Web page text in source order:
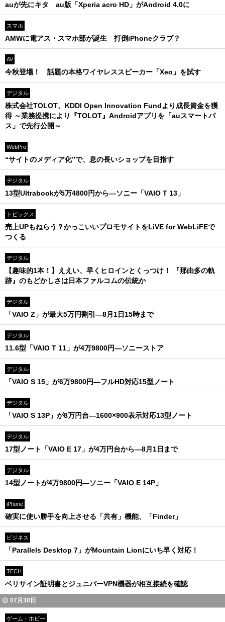
auが先にキタ au版「Xperia acro HD」がAndroid 4.0に
スマホ
AMWに電アス・スマホ部が誕生 打倒iPhoneクラブ？
AV
今秋登場！ 話題の本格ワイヤレススピーカー「Xeo」を試す
デジタル
株式会社TOLOT、KDDI Open Innovation Fundより成長資金を獲
得 ～業務提携により『TOLOT』Androidアプリを「auスマートパ
ス」で先行公開～
WebPro
“サイトのメディア化”で、息の長いショップを目指す
デジタル
13型Ultrabookが5万4800円から―ソニー「VAIO T 13」
トピックス
売上UPもねらう？かっこいいプロモサイトをLiVE for WebLiFEで
つくる
デジタル
【趣味的1本！】ええい、早くヒロインとくっつけ！ 『那由多の軌
跡』のもどかしさは日本ファルコムの伝統か
デジタル
「VAIO Z」が最大5万円割引―8月1日15時まで
デジタル
11.6型「VAIO T 11」が4万9800円―ソニーストア
デジタル
「VAIO S 15」が6万9800円―フルHD対応15型ノート
デジタル
「VAIO S 13P」が8万円台―1600×900表示対応13型ノート
デジタル
17型ノート「VAIO E 17」が4万円台から—8月1日まで
デジタル
14型ノートが4万9800円―ソニー「VAIO E 14P」
iPhone
確実に使い勝手を向上させる「共有」機能、「Finder」
ビジネス
「Parallels Desktop 7」がMountain Lionにいち早く対応！
TECH
ベリサイン証明書とジュニパーVPN機器が相互接続を確認
07月30日
ゲーム・ホビー